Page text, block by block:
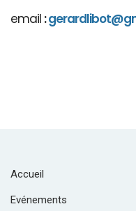
email :
Accueil
Evénements